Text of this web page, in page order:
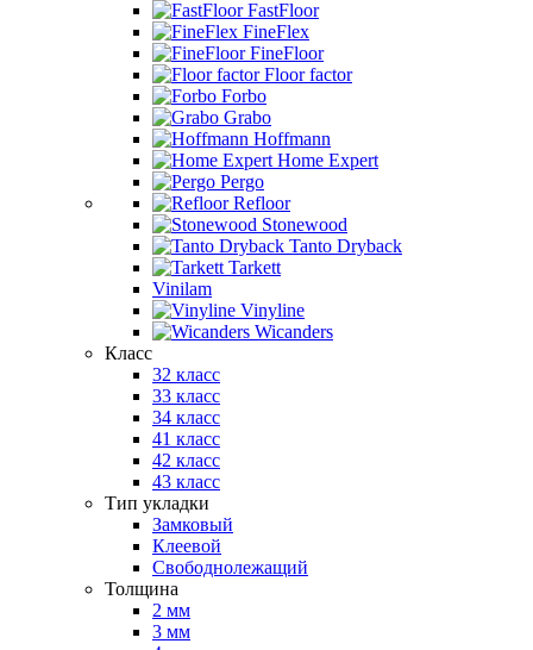
FastFloor
FineFlex
FineFloor
Floor factor
Forbo
Grabo
Hoffmann
Home Expert
Pergo
Refloor
Stonewood
Tanto Dryback
Tarkett
Vinilam
Vinyline
Wicanders
Класс
32 класс
33 класс
34 класс
41 класс
42 класс
43 класс
Тип укладки
Замковый
Клеевой
Свободнолежащий
Толщина
2 мм
3 мм